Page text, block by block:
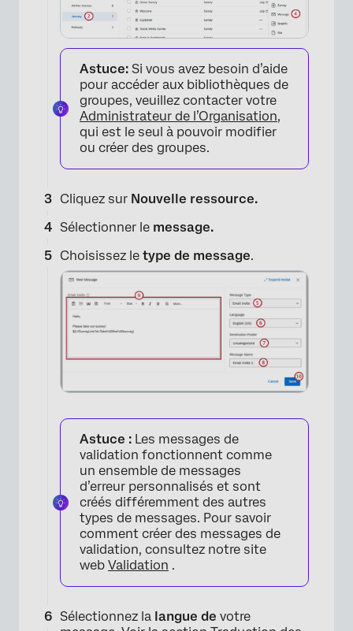
×
Astuce: Si vous avez besoin d’aide
pour accéder aux bibliothèques de
groupes, veuillez contacter votre
Administrateur de l’Organisation,
qui est le seul à pouvoir modifier
ou créer des groupes.
Cliquez sur Nouvelle ressource.
Sélectionner le message.
Choisissez le type de message.
Astuce : Les messages de
validation fonctionnent comme
un ensemble de messages
d’erreur personnalisés et sont
créés différemment des autres
types de messages. Pour savoir
comment créer des messages de
validation, consultez notre site
web Validation .
Sélectionnez la langue de votre